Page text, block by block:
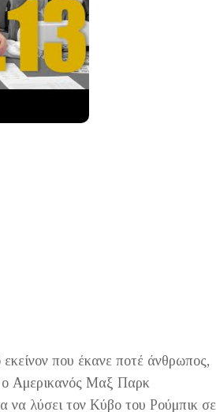
που έκανε ποτέ άνθρωπος,
ο Αμερικανός Μαξ Παρκ
να λύσει τον Κύβο του Ρούμπικ σε